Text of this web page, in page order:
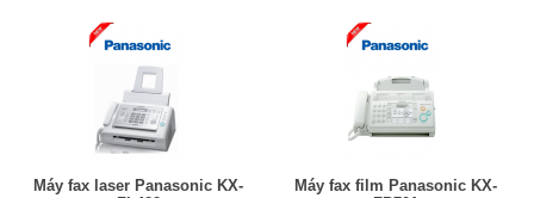
Máy fax laser Panasonic KX-
Máy fax film Panasonic KX-